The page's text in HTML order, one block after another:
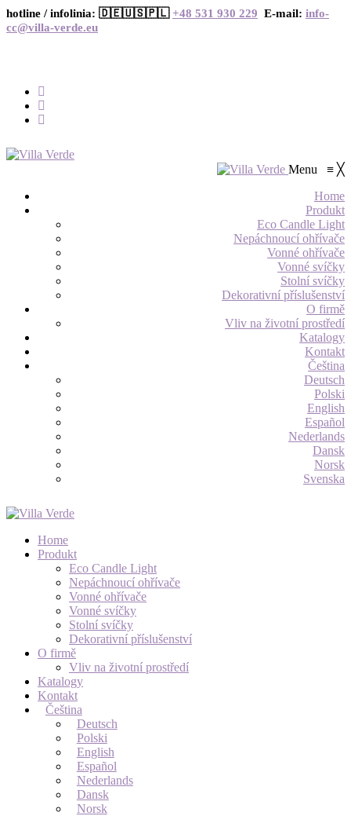
hotline / infolinia: 🇩🇪🇺🇸🇵🇱+48 531 930 229 E-mail: info-
cc@villa-verde.eu
Menu ≡ ╳
Home
Produkt
Eco Candle Light
Nepáchnoucí ohřívače
Vonné ohřívače
Vonné svíčky
Stolní svíčky
Dekorativní příslušenství
O firmě
Vliv na životní prostředí
Katalogy
Kontakt
Čeština
Deutsch
Polski
English
Español
Nederlands
Dansk
Norsk
Svenska
Home
Produkt
Eco Candle Light
Nepáchnoucí ohřívače
Vonné ohřívače
Vonné svíčky
Stolní svíčky
Dekorativní příslušenství
O firmě
Vliv na životní prostředí
Katalogy
Kontakt
Čeština
Deutsch
Polski
English
Español
Nederlands
Dansk
Norsk